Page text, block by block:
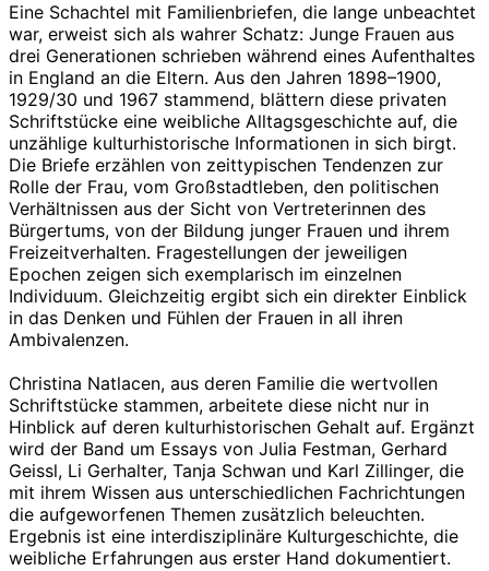
Eine Schachtel mit Familienbriefen, die lange unbeachtet
war, erweist sich als wahrer Schatz: Junge Frauen aus
drei Generationen schrieben während eines Aufenthaltes
in England an die Eltern. Aus den Jahren 1898–1900,
1929/30 und 1967 stammend, blättern diese privaten
Schriftstücke eine weibliche Alltagsgeschichte auf, die
unzählige kulturhistorische Informationen in sich birgt.
Die Briefe erzählen von zeittypischen Tendenzen zur
Rolle der Frau, vom Großstadtleben, den politischen
Verhältnissen aus der Sicht von Vertreterinnen des
Bürgertums, von der Bildung junger Frauen und ihrem
Freizeitverhalten. Fragestellungen der jeweiligen
Epochen zeigen sich exemplarisch im einzelnen
Individuum. Gleichzeitig ergibt sich ein direkter Einblick
in das Denken und Fühlen der Frauen in all ihren
Ambivalenzen.
Christina Natlacen, aus deren Familie die wertvollen
Schriftstücke stammen, arbeitete diese nicht nur in
Hinblick auf deren kulturhistorischen Gehalt auf. Ergänzt
wird der Band um Essays von Julia Festman, Gerhard
Geissl, Li Gerhalter, Tanja Schwan und Karl Zillinger, die
mit ihrem Wissen aus unterschiedlichen Fachrichtungen
die aufgeworfenen Themen zusätzlich beleuchten.
Ergebnis ist eine interdisziplinäre Kulturgeschichte, die
weibliche Erfahrungen aus erster Hand dokumentiert.